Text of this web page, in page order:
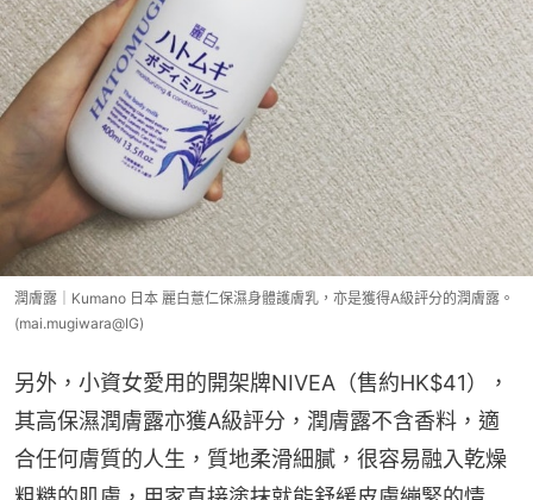
潤膚露｜Kumano 日本 麗白薏仁保濕身體護膚乳，亦是獲得A級評分的潤膚露。
(mai.mugiwara@IG)
另外，小資女愛用的開架牌NIVEA（售約HK$41），
其高保濕潤膚露亦獲A級評分，潤膚露不含香料，適
合任何膚質的人生，質地柔滑細膩，很容易融入乾燥